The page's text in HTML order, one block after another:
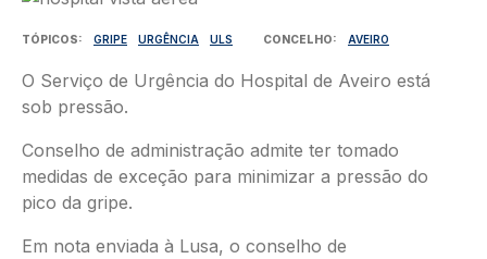
TÓPICOS GRIPE URGÊNCIA ULS CONCELHO AVEIRO
O Serviço de Urgência do Hospital de Aveiro está
sob pressão.
Conselho de administração admite ter tomado
medidas de exceção para minimizar a pressão do
pico da gripe.
Em nota enviada à Lusa, o conselho de